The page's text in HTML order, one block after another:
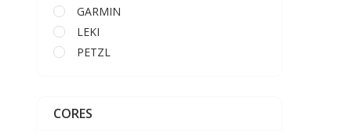
GARMIN
LEKI
PETZL
CORES